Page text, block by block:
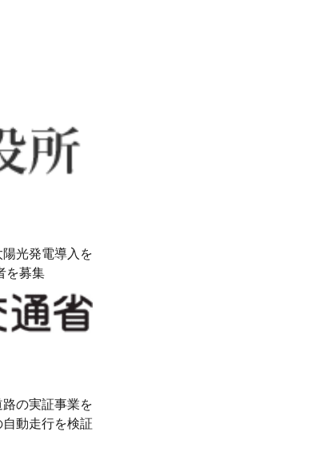
陽光発電導入を
を募集
路の実証事業を
動走行を検証